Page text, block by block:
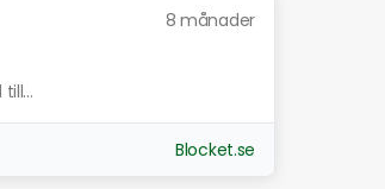
8 månader
Blocket.se